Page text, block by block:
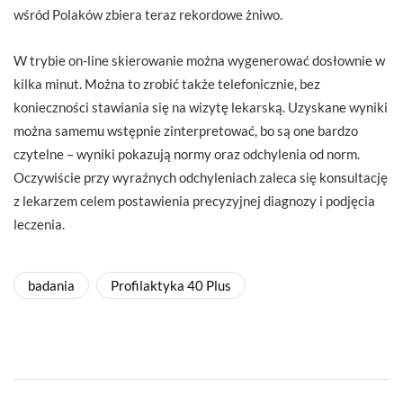
wśród Polaków zbiera teraz rekordowe żniwo.
W trybie on-line skierowanie można wygenerować dosłownie w
kilka minut. Można to zrobić także telefonicznie, bez
konieczności stawiania się na wizytę lekarską. Uzyskane wyniki
można samemu wstępnie zinterpretować, bo są one bardzo
czytelne – wyniki pokazują normy oraz odchylenia od norm.
Oczywiście przy wyraźnych odchyleniach zaleca się konsultację
z lekarzem celem postawienia precyzyjnej diagnozy i podjęcia
leczenia.
badania Profilaktyka 40 Plus